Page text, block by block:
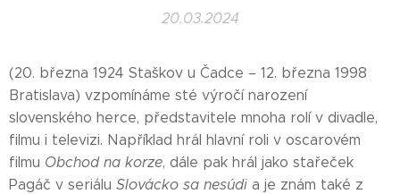
20.03.2024
(20. března 1924 Staškov u Čadce – 12. března 1998
Bratislava) vzpomínáme sté výročí narození
slovenského herce, představitele mnoha rolí v divadle,
filmu i televizi. Například hrál hlavní roli v oscarovém
filmu Obchod na korze, dále pak hrál jako stařeček
Pagáč v seriálu Slovácko sa nesúdi a je znám také z